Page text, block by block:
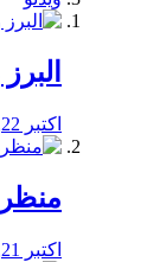
اکتبر 22, 2019
اکتبر 21, 2019